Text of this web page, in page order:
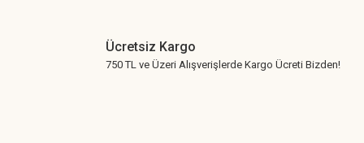
Ücretsiz Kargo
750 TL ve Üzeri Alışverişlerde Kargo Ücreti Bizden!